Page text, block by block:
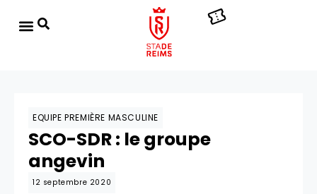
EQUIPE PREMIÈRE MASCULINE
SCO-SDR : le groupe
angevin
12 septembre 2020